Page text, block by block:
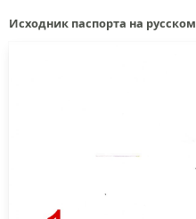
Исходник паспорта на русском